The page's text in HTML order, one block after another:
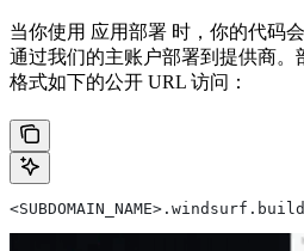
当你使用 应用部署 时，你的代码
通过我们的主账户部署到提供商。
格式如下的公开 URL 访问：
<SUBDOMAIN_NAME>.windsurf.build